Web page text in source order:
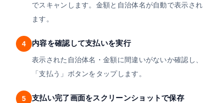
でスキャンします。金額と自治体名が自動で表示され
ます。
4 内容を確認して支払いを実行
表示された自治体名・金額に間違いがないか確認し、
「支払う」ボタンをタップします。
5 支払い完了画面をスクリーンショットで保存